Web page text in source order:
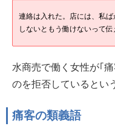
連絡は入れた。店には、私
しないともう働けないって伝
水商売で働く女性が｢
のを拒否しているとい
痛客の類義語